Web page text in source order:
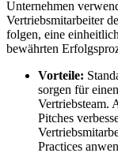
Unternehmen
Vertriebsmitarbeiter
folgen, eine
bewährten
Vorteile:
sorgen für
Vertriebsteam.
Pitches
Practices